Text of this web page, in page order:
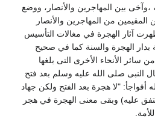
بين المهاجرين والأنصار، ووضع
المقيمين من المهاجرين والأنصار
آثار الهجرة في مغالات التأسيس
بدار الهجرة والسنة كما في صحيح
سائر الأنحاء الأخرى التى بلغها
النبى صلى الله عليه وسلم بعد فتح
"لا هجرة بعد الفتح ولكن جهاد
عليه) وبقى معنى الهجرة في هجر